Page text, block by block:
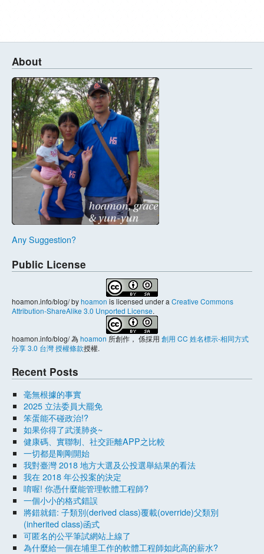
About
Any Suggestion?
Public License
hoamon.info/blog/byhoamon is licensed under a Creative Commons
Attribution-ShareAlike 3.0 Unported License.
hoamon.info/blog/為hoamon 所創作， 係採用 創用 CC 姓名標示-相同方式
分享 3.0 台灣 授權條款授權.
Recent Posts
毫無根據的事實
2025 立法委員大罷免
笨蛋能不碰政治!?
如果你得了武漢肺炎~
健康碼、實聯制、社交距離APP之比較
一切都是剛剛開始
我對臺灣 2018 地方大選及公投選舉結果的看法
我在 2018 年公投案的決定
唷喔! 你憑什麼能管理軟體工程師?
一個小小的格式錯誤
將錯就錯: 子類別(derived class)覆載(override)父類別
(inherited class)函式
可匿名的公平筆試網站上線了
為什麼給一個在埔里工作的軟體工程師如此高的薪水?